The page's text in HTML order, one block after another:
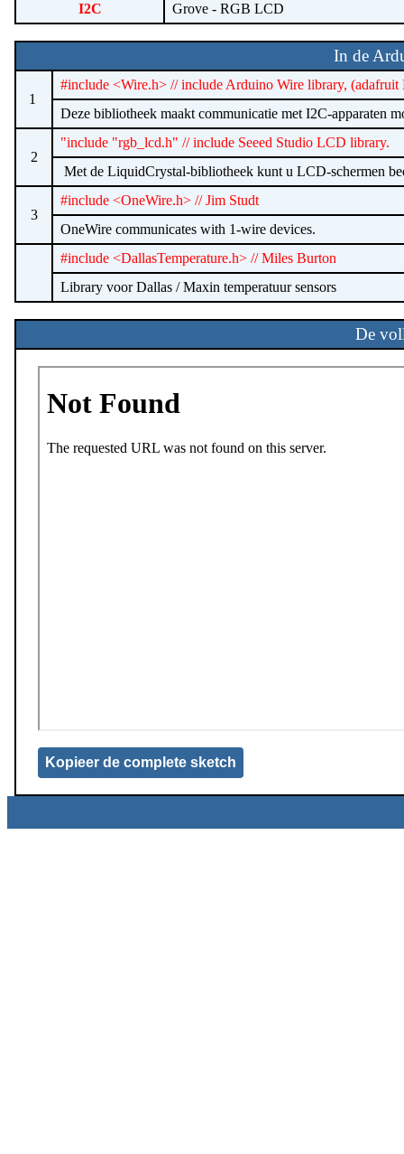
I2C
Grove - RGB LCD
In de
1
#include <Wire.h> // include Arduino Wire library, (adafruit
Deze bibliotheek maakt communicatie met I2C-apparaten
2
"include "rgb_lcd.h" // include Seeed Studio LCD library.
Met de LiquidCrystal-bibliotheek kunt u LCD-schermen
3
#include <OneWire.h> // Jim Studt
OneWire communicates with 1-wire devices.
#include <DallasTemperature.h> // Miles Burton
Library voor Dallas / Maxin temperatuur sensors
De
Kopieer de complete sketch